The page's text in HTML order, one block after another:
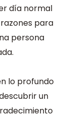
día normal
para
persona
lo profundo
un